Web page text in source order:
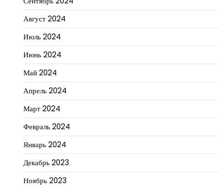
Август 2024
Июль 2024
Июнь 2024
Май 2024
Апрель 2024
Март 2024
Февраль 2024
Январь 2024
Декабрь 2023
Ноябрь 2023